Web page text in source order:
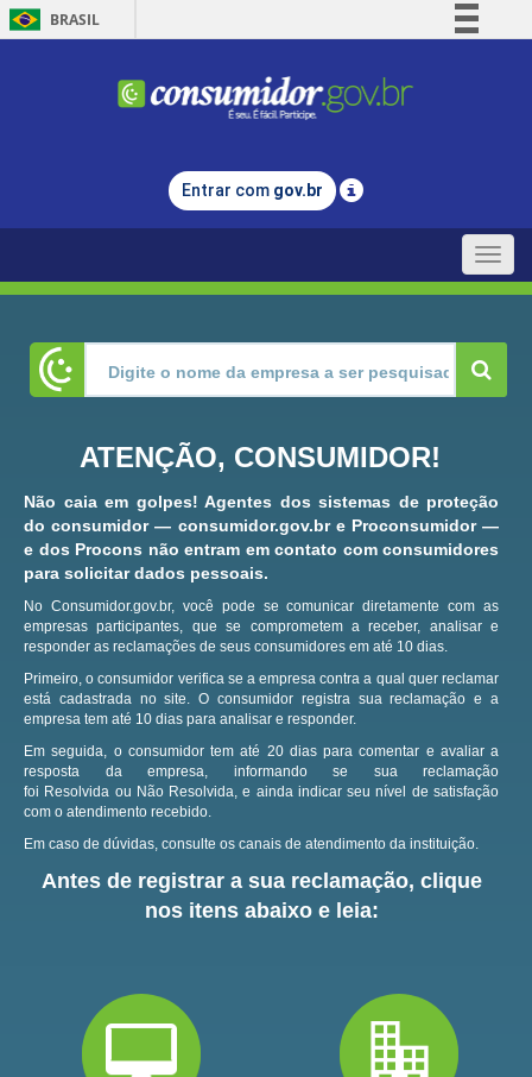
BRASIL
Comunica BR
Legislação
Entrar com gov.br
Toggle
ATENÇÃO, CONSUMIDOR!
Não caia em golpes! Agentes dos sistemas de proteção
do consumidor — consumidor.gov.br e Proconsumidor —
e dos Procons não entram em contato com consumidores
para solicitar dados pessoais.
No Consumidor.gov.br, você pode se comunicar diretamente com as
empresas participantes, que se comprometem a receber, analisar e
responder as reclamações de seus consumidores em até 10 dias.
Primeiro, o consumidor verifica se a empresa contra a qual quer reclamar
está cadastrada no site.O consumidor registra sua reclamação e a
empresa tem até 10 dias para analisar e responder.
Em seguida, o consumidor tem até 20 dias para comentar e avaliar a
resposta da empresa, informando se sua reclamação
foi Resolvida ou Não Resolvida, e ainda indicar seu nível de satisfação
com o atendimento recebido.
Em caso de dúvidas, consulte os canais de atendimento da instituição.
Antes de registrar a sua reclamação, clique
nos itens abaixo e leia: